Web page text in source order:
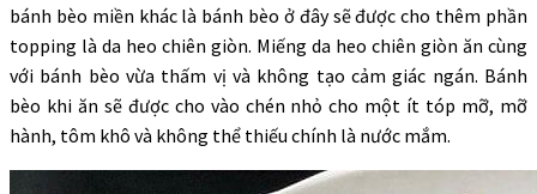
bánh bèo miền khác là bánh bèo ở đây sẽ được cho thêm phần
topping là da heo chiên giòn. Miếng da heo chiên giòn ăn cùng
với bánh bèo vừa thấm vị và không tạo cảm giác ngán. Bánh
bèo khi ăn sẽ được cho vào chén nhỏ cho một ít tóp mỡ, mỡ
hành, tôm khô và không thể thiếu chính là nước mắm.